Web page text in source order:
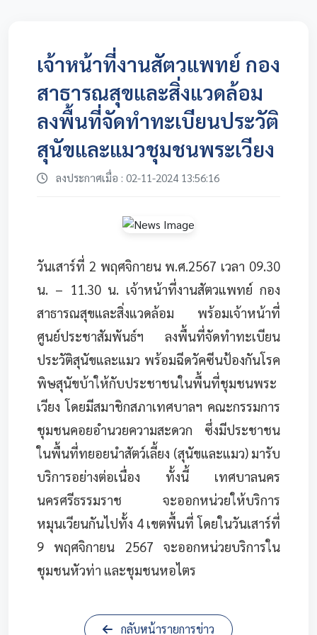
เจ้าหน้าที่งานสัตวแพทย์ กอง
สาธารณสุขและสิ่งแวดล้อม
ลงพื้นที่จัดทำทะเบียนประวัติ
สุนัขและแมวชุมชนพระเวียง
ลงประกาศเมื่อ : 02-11-2024 13:56:16
วันเสาร์ที่ 2 พฤศจิกายน พ.ศ.2567 เวลา 09.30
น. – 11.30 น. เจ้าหน้าที่งานสัตวแพทย์ กอง
สาธารณสุขและสิ่งแวดล้อม พร้อมเจ้าหน้าที่
ศูนย์ประชาสัมพันธ์ฯ ลงพื้นที่จัดทำทะเบียน
ประวัติสุนัขและแมว พร้อมฉีดวัคซีนป้องกันโรค
พิษสุนัขบ้าให้กับประชาชนในพื้นที่ชุมชนพระ
เวียง โดยมีสมาชิกสภาเทศบาลฯ คณะกรรมการ
ชุมชนคอยอำนวยความสะดวก ซึ่งมีประชาชน
ในพื้นที่ทยอยนำสัตว์เลี้ยง (สุนัขและแมว) มารับ
บริการอย่างต่อเนื่อง ทั้งนี้ เทศบาลนคร
นครศรีธรรมราช จะออกหน่วยให้บริการ
หมุนเวียนกันไปทั้ง 4 เขตพื้นที่ โดยในวันเสาร์ที่
9 พฤศจิกายน 2567 จะออกหน่วยบริการใน
ชุมชนหัวท่า และชุมชนหอไตร
กลับหน้ารายการข่าว